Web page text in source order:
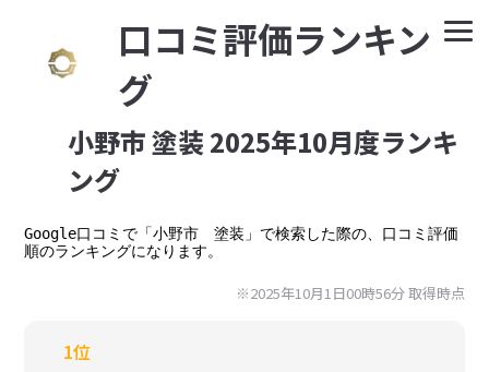
⼝コミ評価ランキン
グ
小野市 塗装 2025年10月度ランキ
ング
Google⼝コミで「小野市　塗装」で検索した際の、口コミ評価
順のランキングになります。
※2025年10月1日00時56分 取得時点
1位